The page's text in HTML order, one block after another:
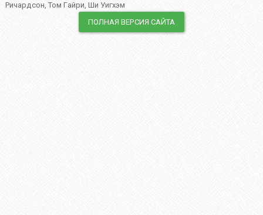
Ричардсон,Том Гайри,Ши Уигхэм
ПОЛНАЯ ВЕРСИЯ САЙТА